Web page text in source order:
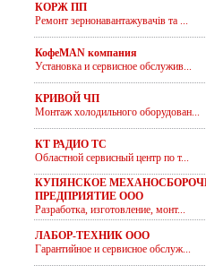
КОРЖ ПП
Ремонт зернонавантажувачів та ...
КофеMAN компания
Установка и сервисное обслужив...
КРИВОЙ ЧП
Монтаж холодильного оборудован...
КТ РАДИО ТС
Областной сервисный центр по т...
КУПЯНСКОЕ
ПРЕДПРИЯТИЕ ООО
Разработка, изготовление, монт...
ЛАБОР-ТЕХНИК ООО
Гарантийное и сервисное обслуж...